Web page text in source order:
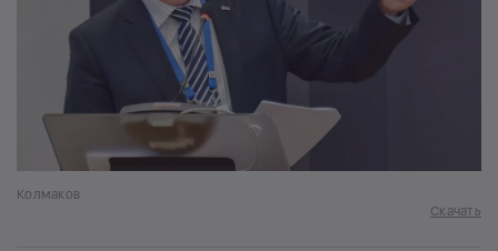
Колмаков
Скачать